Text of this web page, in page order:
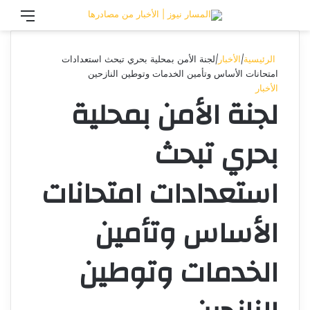
تسجيل الدخول
الرئيسية|الأخبار |لجنة الأمن بمحلية بحري تبحث استعدادات
امتحانات الأساس وتأمين الخدمات وتوطين النازحين
الأخبار
لجنة الأمن بمحلية
بحري تبحث
استعدادات امتحانات
الأساس وتأمين
الخدمات وتوطين